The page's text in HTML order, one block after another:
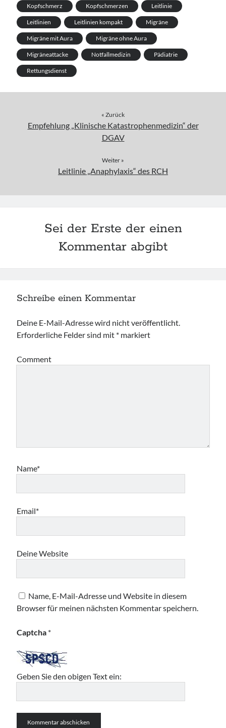
Kopfschmerz Kopfschmerzen Leitlinie
Leitlinien Leitlinien kompakt Migräne
Migräne mit Aura Migräne ohne Aura
Migräneattacke Notfallmedizin Pädiatrie
Rettungsdienst
« Zurück
Empfehlung „Klinische Katastrophenmedizin“ der
DGAV
Weiter »
Leitlinie „Anaphylaxis“ des RCH
Sei der Erste der einen
Kommentar abgibt
Schreibe einen Kommentar
Deine E-Mail-Adresse wird nicht veröffentlicht.
Erforderliche Felder sind mit * markiert
Comment
Name*
Email*
Deine Website
Name, E-Mail-Adresse und Website in diesem
Browser für meinen nächsten Kommentar speichern.
Captcha *
Geben Sie den obigen Text ein: